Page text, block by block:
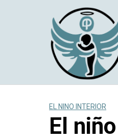
EL NINO INTERIOR
El